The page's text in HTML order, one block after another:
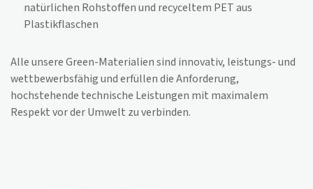
natürlichen Rohstoffen und recyceltem PET aus
Plastikflaschen
Alle unsere Green-Materialien sind innovativ, leistungs- und
wettbewerbsfähig und erfüllen die Anforderung,
hochstehende technische Leistungen mit maximalem
Respekt vor der Umwelt zu verbinden.